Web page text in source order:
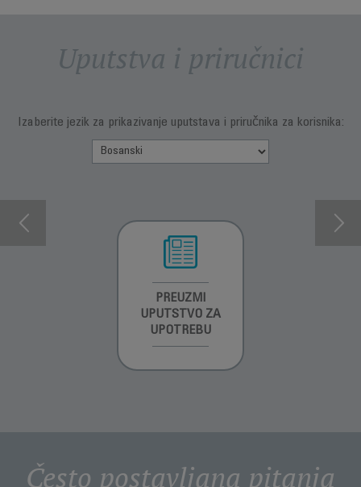
Uputstva i priručnici
Izaberite jezik za prikazivanje uputstava i priručnika za korisnika:
PREUZMI
UPUTSTVO ZA
UPOTREBU
Često postavljana pitanja